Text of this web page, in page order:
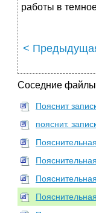
работы в
<
Соседние файлы
Пояснит
пояснит.